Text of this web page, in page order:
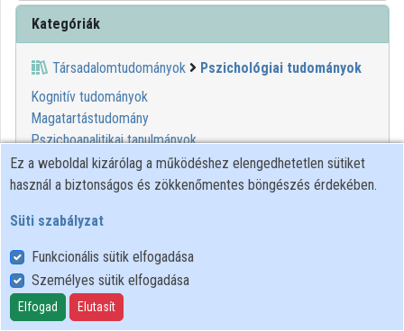
Kategóriák
Társadalomtudományok
Pszichológiai tudományok
Kognitív tudományok
Magatartástudomány
Pszichoanalitikai tanulmányok
Pszichológia
Ez a weboldal kizárólag a működéshez elengedhetetlen sütiket
használ a biztonságos és zökkenőmentes böngészés érdekében.
Süti szabályzat
Funkcionális sütik elfogadása
Személyes sütik elfogadása
Elfogad Elutasít